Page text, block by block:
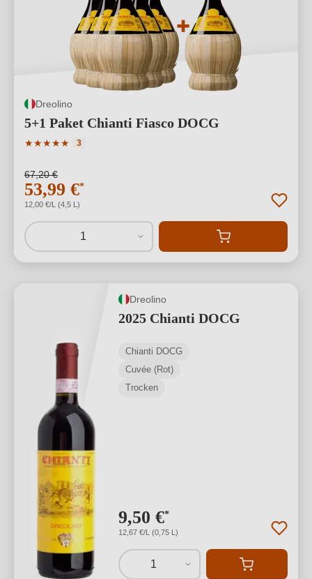
Dreolino
5+1 Paket Chianti Fiasco DOCG
★★★★★
Durchschnittliche Bewertung von 5 von 5 Sternen
3
67,20 €
53,99 €*
12,00 €/L (4,5 L)
1
Dreolino
2025 Chianti DOCG
Chianti DOCG
Cuvée (Rot)
Trocken
9,50 €*
12,67 €/L (0,75 L)
1